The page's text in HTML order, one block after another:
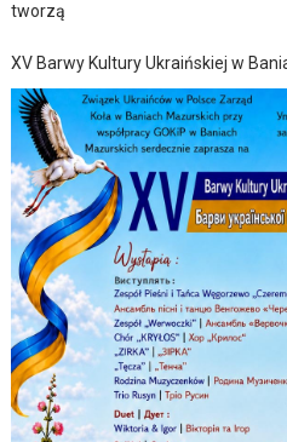
tworzą
XV Barwy Kultury Ukraińskiej w